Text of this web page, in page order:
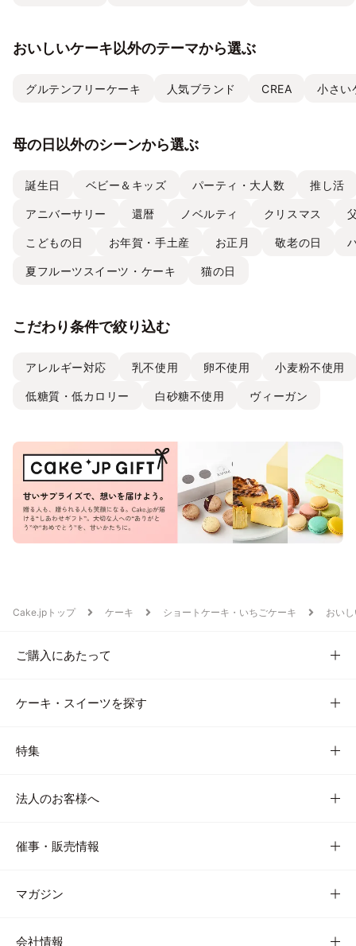
おいしいケーキ以外のテーマから選ぶ
グルテンフリーケーキ 人気ブランド CREA 小さい
母の日以外のシーンから選ぶ
誕生日 ベビー＆キッズ パーティ・大人数 推し活
アニバーサリー 還暦 ノベルティ クリスマス
こどもの日 お年賀・手土産 お正月 敬老の日
夏フルーツスイーツ・ケーキ 猫の日
こだわり条件で絞り込む
アレルギー対応 乳不使用 卵不使用 小麦粉不使用
低糖質・低カロリー 白砂糖不使用 ヴィーガン
Cake.jpトップ ケーキ ショートケーキ・いちごケーキ おい
ご購入にあたって
ケーキ・スイーツを探す
特集
法人のお客様へ
催事・販売情報
マガジン
会社情報